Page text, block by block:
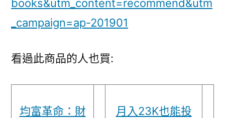
books&utm_content=recommend&utm
_campaign=ap-201901
看過此商品的人也買:
均富革命：財
月入23K也能投